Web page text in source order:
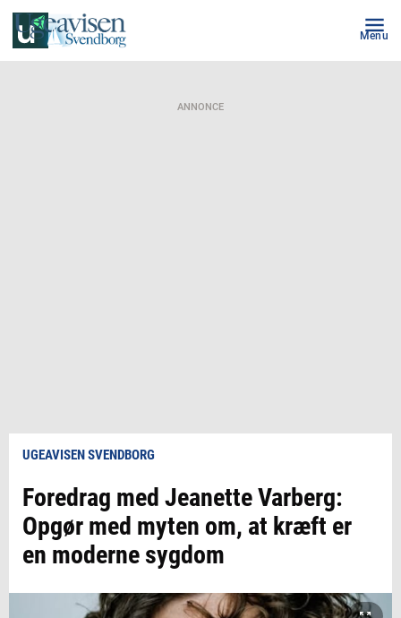
Menu
ANNONCE
UGEAVISEN SVENDBORG
Foredrag med Jeanette Varberg:
Opgør med myten om, at kræft er
en moderne sygdom